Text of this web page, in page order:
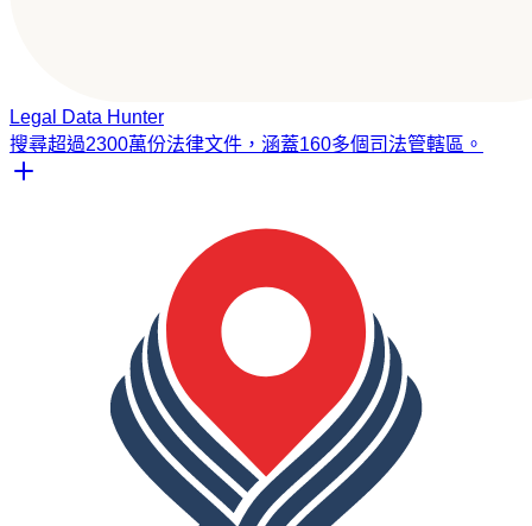
Legal Data Hunter
搜尋超過2300萬份法律文件，涵蓋160多個司法管轄區。